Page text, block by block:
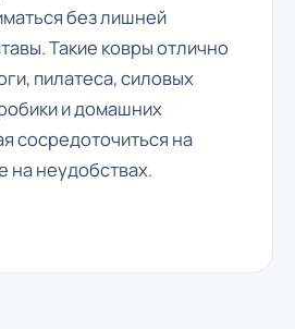
без лишней
Такие ковры отлично
пилатеса, силовых
и домашних
сосредоточиться на
на неудобствах.